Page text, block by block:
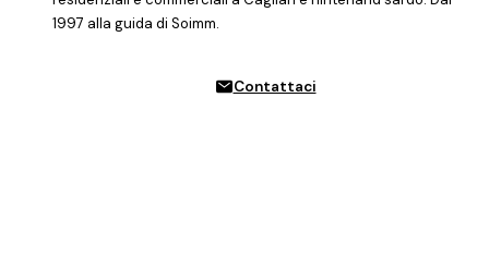
1997 alla guida di Soimm.
Contattaci